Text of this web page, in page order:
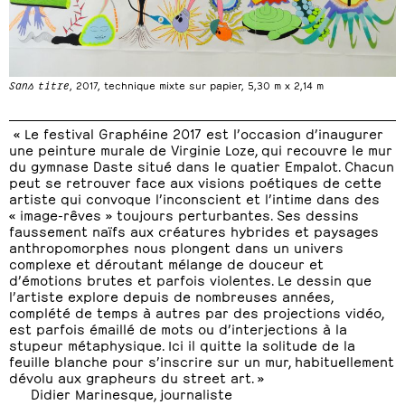
« Le festival Graphéine 2017 est l’occasion d’inaugurer
une peinture murale de Virginie Loze, qui recouvre le mur
du gymnase Daste situé dans le quatier Empalot. Chacun
peut se retrouver face aux visions poétiques de cette
artiste qui convoque l’inconscient et l’intime dans des
« image-rêves » toujours perturbantes. Ses dessins
faussement naïfs aux créatures hybrides et paysages
anthropomorphes nous plongent dans un univers
complexe et déroutant mélange de douceur et
d’émotions brutes et parfois violentes. Le dessin que
l’artiste explore depuis de nombreuses années,
complété de temps à autres par des projections vidéo,
est parfois émaillé de mots ou d’interjections à la
stupeur métaphysique. Ici il quitte la solitude de la
feuille blanche pour s’inscrire sur un mur, habituellement
dévolu aux grapheurs du street art. »
Didier Marinesque, journaliste
Sans titre, 2017, technique mixte sur papier, 5,30 m x 2,14 m